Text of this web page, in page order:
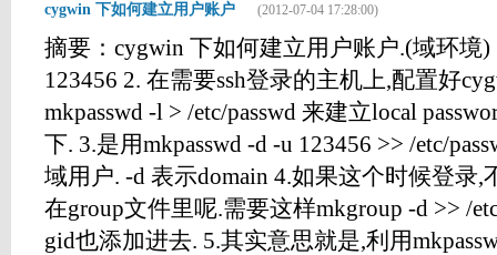
cygwin 下如何建立用户账户 (2012-07-04 17:28:00)
摘要：cygwin 下如何建立用户账户.(域环境
123456 2. 在需要ssh登录的主机上,配置好
mkpasswd -l > /etc/passwd 来建立local
下. 3.是用mkpasswd -d -u 123456 >> /etc/
域用户. -d 表示domain 4.如果这个时候登录
在group文件里呢.需要这样mkgroup -d >> /
gid也添加进去. 5.其实意思就是,利用